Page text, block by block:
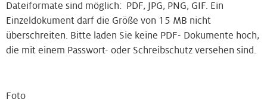
Dateiformate sind möglich: PDF, JPG, PNG, GIF. Ein
Einzeldokument darf die Größe von 15 MB nicht
überschreiten. Bitte laden Sie keine PDF- Dokumente hoch,
die mit einem Passwort- oder Schreibschutz versehen sind.
Foto